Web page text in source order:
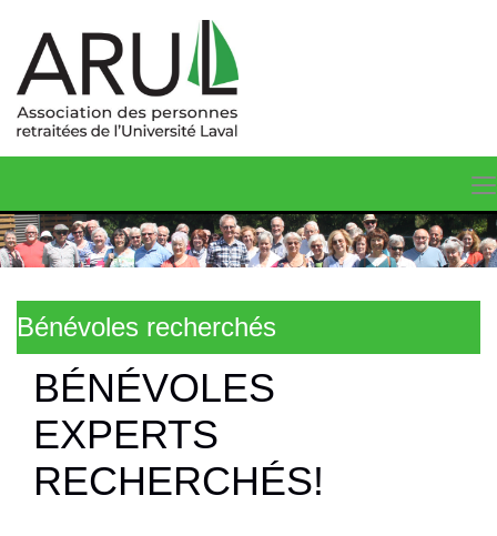
Bénévoles recherchés
BÉNÉVOLES
EXPERTS
RECHERCHÉS!